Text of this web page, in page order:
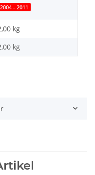
2004 - 2011
kg
kg